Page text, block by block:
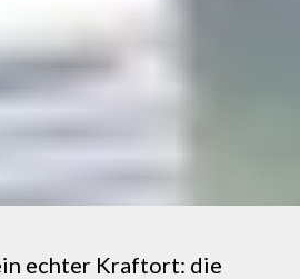
echter Kraftort: die